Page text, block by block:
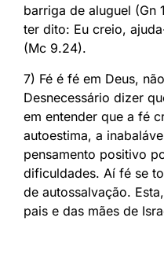
barriga de aluguel (Gn
ter dito: Eu creio,
(Mc 9.24).
7) Fé é fé em Deus,
Desnecessário dizer
em entender que a fé
autoestima, a
pensamento positivo
dificuldades. Aí fé se
de autossalvação.
pais e das mães de